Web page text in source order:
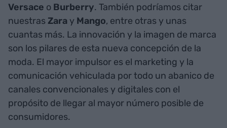
Versace o Burberry. También podríamos citar
nuestras Zara y Mango, entre otras y unas
cuantas más. La innovación y la imagen de marca
son los pilares de esta nueva concepción de la
moda. El mayor impulsor es el marketing y la
comunicación vehiculada por todo un abanico de
canales convencionales y digitales con el
propósito de llegar al mayor número posible de
consumidores.